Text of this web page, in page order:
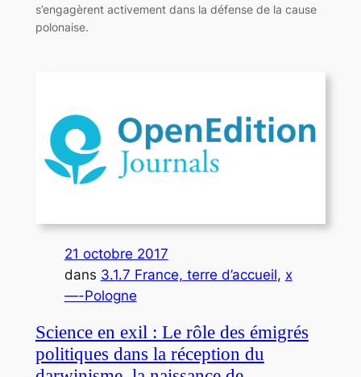
s’engagèrent activement dans la défense de la cause
polonaise.
21 octobre 2017
dans 3.1.7 France, terre d’accueil, x
—-Pologne
Science en exil : Le rôle des émigrés
politiques dans la réception du